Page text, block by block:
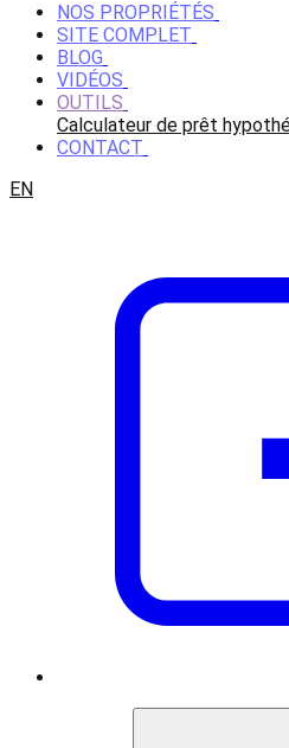
NOS PROPRIÉTÉS
SITE COMPLET
BLOG
VIDÉOS
OUTILS
Calculateur de prêt
CONTACT
EN